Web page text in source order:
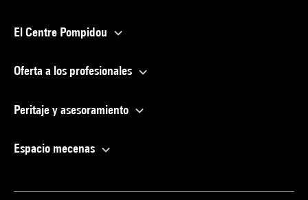
El Centre Pompidou
Oferta a los profesionales
Peritaje y asesoramiento
Espacio mecenas